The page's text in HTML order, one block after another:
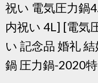
祝い 電気圧力鍋
内祝い 4L] [電気
い 記念品 婚礼
鍋 圧力鍋-2020